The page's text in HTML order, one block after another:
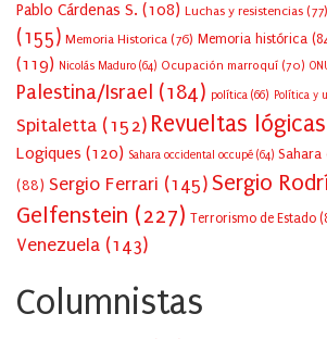
Pablo Cárdenas S. (108) Luchas y resistencias (77)
(155) Memoria Historica (76) Memoria histórica
(119) Nicolás Maduro (64) Ocupación marroquí (70)
Palestina/Israel (184) política (66) Política y
Spitaletta (152) Revueltas lógicas
Logiques (120) Sahara occidental occupé (64)
(88) Sergio Ferrari (145) Sergio
Gelfenstein (227) Terrorismo de Estado
Venezuela (143)
Columnistas